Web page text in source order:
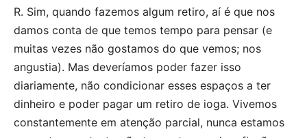
R. Sim, quando fazemos algum retiro, aí é que nos
damos conta de que temos tempo para pensar (e
muitas vezes não gostamos do que vemos; nos
angustia). Mas deveríamos poder fazer isso
diariamente, não condicionar esses espaços a ter
dinheiro e poder pagar um retiro de ioga. Vivemos
constantemente em atenção parcial, nunca estamos